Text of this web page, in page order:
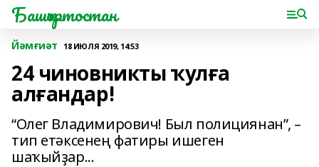
Башҡортостан
Йәмғиәт 18 ИЮЛЯ 2019, 14:53
24 чиновникты ҡулға
алғандар!
“Олег Владимирович! Был полициянан”, –
тип етәксенең фатиры ишеген
шаҡыйҙар...